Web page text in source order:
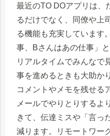
最近のTO DOアプリは、
るだけでなく、同僚や上
る機能も充実しています
事、Bさんはあの仕事」
リアルタイムでみんなで
事を進めるときも大助かり
コメントやメモを残せる
メールでやりとりするよ
きて、伝達ミスや「言っ
減ります。リモートワー